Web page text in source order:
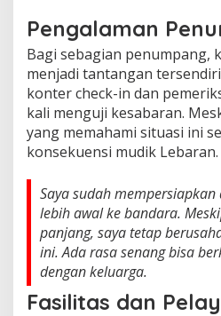
Pengalaman
Bagi sebagian penumpang,
menjadi tantangan
konter check-in dan
kali menguji kesabaran.
yang memahami situasi ini
konsekuensi mudik Lebaran.
Saya sudah
lebih awal ke bandara.
panjang, saya tetap
ini. Ada rasa senang bisa
dengan keluarga.
Fasilitas dan